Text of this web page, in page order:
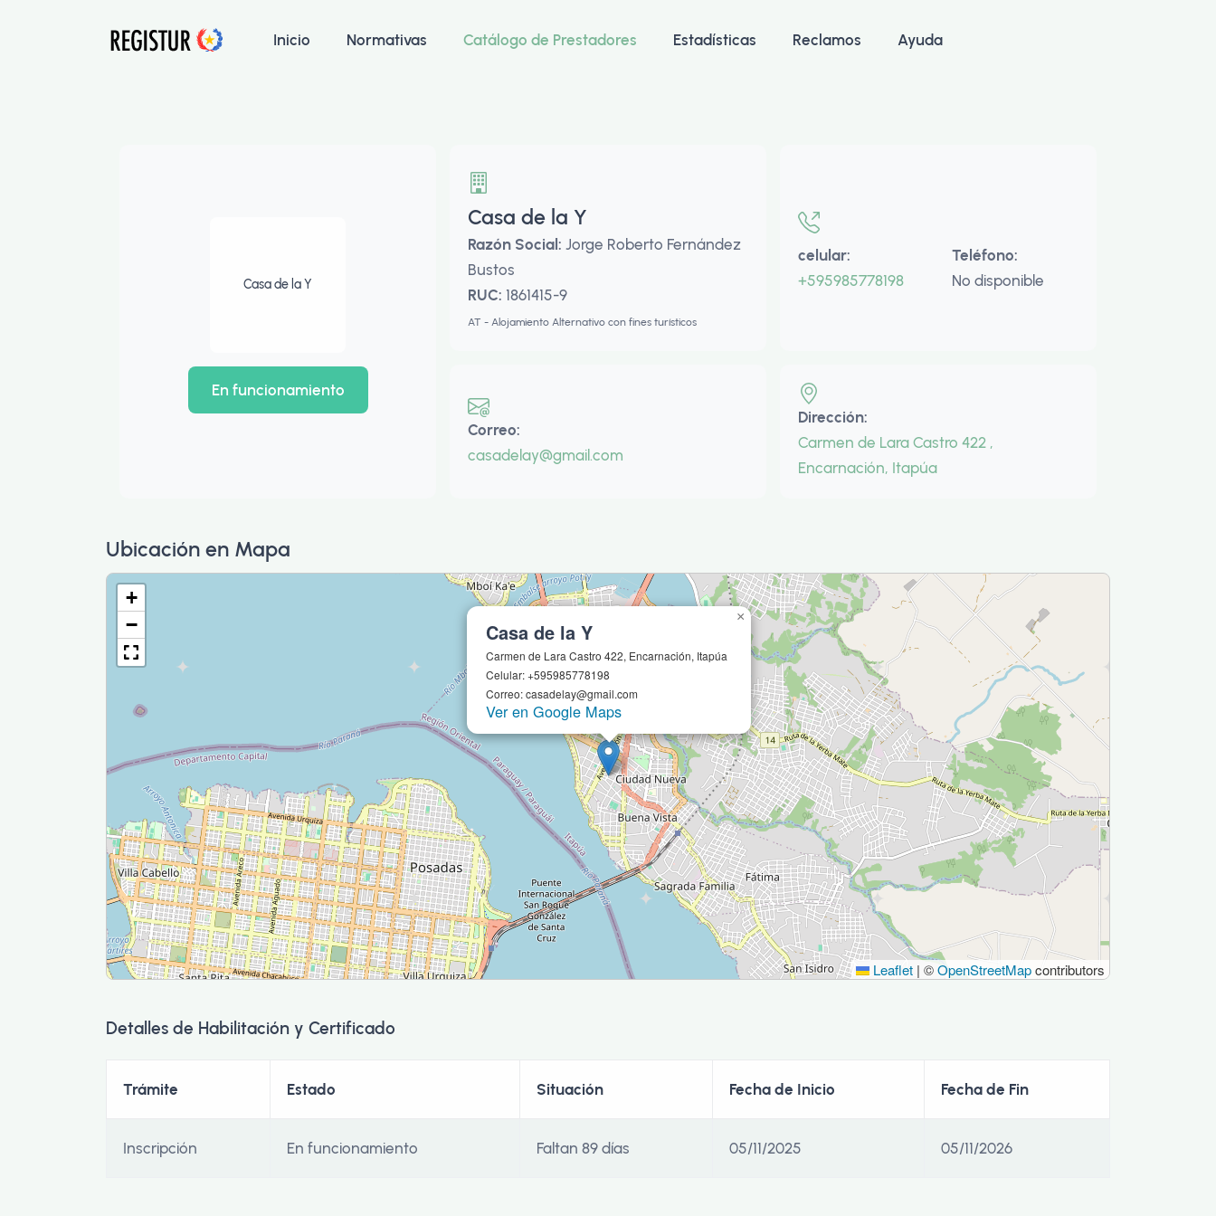
Inicio Normativas Catálogo de Prestadores Estadísticas Reclamos Ayuda
Casa de la Y
En funcionamiento
Casa de la Y
Razón Social: Jorge Roberto Fernández
Bustos
RUC: 1861415-9
AT - Alojamiento Alternativo con fines turísticos
celular:
+595985778198
Teléfono:
No disponible
Correo:
casadelay@gmail.com
Dirección:
Carmen de Lara Castro 422 ,
Encarnación, Itapúa
Ubicación en Mapa
Casa de la Y
Carmen de Lara Castro 422, Encarnación, Itapúa
Celular: +595985778198
Correo: casadelay@gmail.com
Ver en Google Maps
×
+
−
Leaflet | ©OpenStreetMapcontributors
Detalles de Habilitación y Certificado
Trámite Estado Situación Fecha de Inicio Fecha de Fin
Inscripción En funcionamiento Faltan 89 días 05/11/2025 05/11/2026